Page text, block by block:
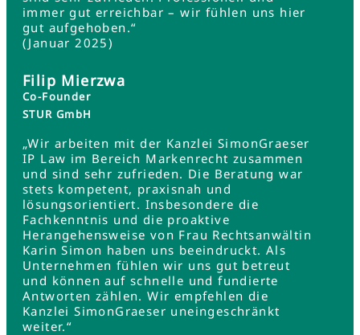
immer gut erreichbar – wir fühlen uns hier
gut aufgehoben.“
(Januar 2025)
Filip Mierzwa
Co-Founder
STUR GmbH
„Wir arbeiten mit der Kanzlei SimonGraeser
IP Law im Bereich Markenrecht zusammen
und sind sehr zufrieden. Die Beratung war
stets kompetent, praxisnah und
lösungsorientiert. Insbesondere die
Fachkenntnis und die proaktive
Herangehensweise von Frau Rechtsanwältin
Karin Simon haben uns beeindruckt. Als
Unternehmen fühlen wir uns gut betreut
und können auf schnelle und fundierte
Antworten zählen. Wir empfehlen die
Kanzlei SimonGraeser uneingeschränkt
weiter.“